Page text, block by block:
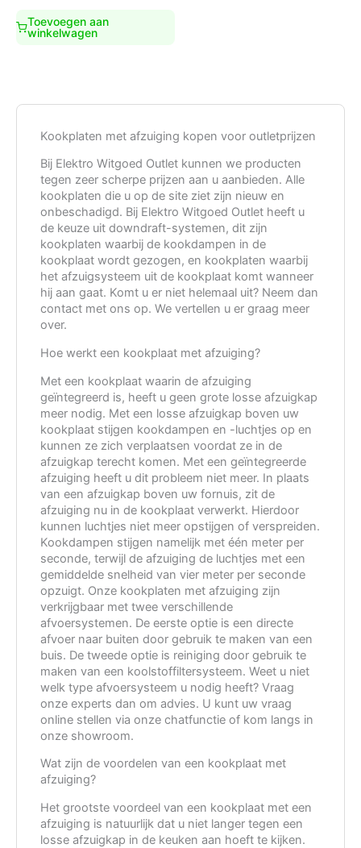
Toevoegen aan
winkelwagen
Kookplaten met afzuiging kopen voor outletprijzen
Bij Elektro Witgoed Outlet kunnen we producten
tegen zeer scherpe prijzen aan u aanbieden. Alle
kookplaten die u op de site ziet zijn nieuw en
onbeschadigd. Bij Elektro Witgoed Outlet heeft u
de keuze uit downdraft-systemen, dit zijn
kookplaten waarbij de kookdampen in de
kookplaat wordt gezogen, en kookplaten waarbij
het afzuigsysteem uit de kookplaat komt wanneer
hij aan gaat. Komt u er niet helemaal uit? Neem dan
contact met ons op. We vertellen u er graag meer
over.
Hoe werkt een kookplaat met afzuiging?
Met een kookplaat waarin de afzuiging
geïntegreerd is, heeft u geen grote losse afzuigkap
meer nodig. Met een losse afzuigkap boven uw
kookplaat stijgen kookdampen en -luchtjes op en
kunnen ze zich verplaatsen voordat ze in de
afzuigkap terecht komen. Met een geïntegreerde
afzuiging heeft u dit probleem niet meer. In plaats
van een afzuigkap boven uw fornuis, zit de
afzuiging nu in de kookplaat verwerkt. Hierdoor
kunnen luchtjes niet meer opstijgen of verspreiden.
Kookdampen stijgen namelijk met één meter per
seconde, terwijl de afzuiging de luchtjes met een
gemiddelde snelheid van vier meter per seconde
opzuigt. Onze kookplaten met afzuiging zijn
verkrijgbaar met twee verschillende
afvoersystemen. De eerste optie is een directe
afvoer naar buiten door gebruik te maken van een
buis. De tweede optie is reiniging door gebruik te
maken van een koolstoffiltersysteem. Weet u niet
welk type afvoersysteem u nodig heeft? Vraag
onze experts dan om advies. U kunt uw vraag
online stellen via onze chatfunctie of kom langs in
onze showroom.
Wat zijn de voordelen van een kookplaat met
afzuiging?
Het grootste voordeel van een kookplaat met een
afzuiging is natuurlijk dat u niet langer tegen een
losse afzuigkap in de keuken aan hoeft te kijken.